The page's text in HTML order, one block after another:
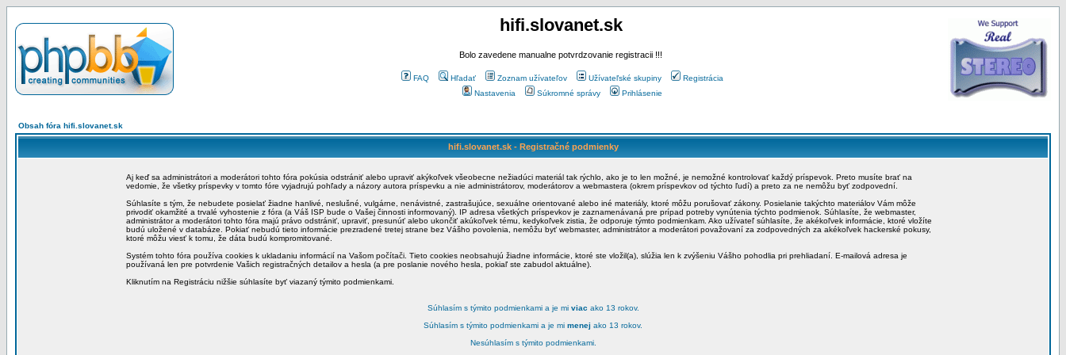
hifi.slovanet.sk
Bolo zavedene manualne potvrdzovanie registracii !!!
FAQ Hľadať Zoznam užívateľov Užívateľské skupiny
Registrácia
Nastavenia
Súkromné správy Prihlásenie
Obsah fóra hifi.slovanet.sk
hifi.slovanet.sk - Registračné podmienky
Aj keď sa administrátori a moderátori tohto fóra pokúsia odstrániť alebo upraviť akýkoľvek všeobecne nežiadúci materiál tak rýchlo, ako je to len možné, je nemožné kontrolovať každý príspevok. Preto musíte brať na
vedomie, že všetky príspevky v tomto fóre vyjadrujú pohľady a názory autora príspevku a nie administrátorov, moderátorov a webmastera (okrem príspevkov od týchto ľudí) a preto za ne nemôžu byť zodpovední.
Súhlasíte s tým, že nebudete posielať žiadne hanlivé, neslušné, vulgárne, nenávistné, zastrašujúce, sexuálne orientované alebo iné materiály, ktoré môžu porušovať zákony. Posielanie takýchto materiálov Vám môže
privodiť okamžité a trvalé vyhostenie z fóra (a Váš ISP bude o Vašej činnosti informovaný). IP adresa všetkých príspevkov je zaznamenávaná pre prípad potreby vynútenia týchto podmienok. Súhlasíte, že webmaster,
administrátor a moderátori tohto fóra majú právo odstrániť, upraviť, presunúť alebo ukončiť akúkoľvek tému, kedykoľvek zistia, že odporuje týmto podmienkam. Ako užívateľ súhlasíte, že akékoľvek informácie, ktoré vložíte
budú uložené v databáze. Pokiať nebudú tieto informácie prezradené tretej strane bez Vášho povolenia, nemôžu byť webmaster, administrátor a moderátori považovaní za zodpovedných za akékoľvek hackerské pokusy,
ktoré môžu viesť k tomu, že dáta budú kompromitované.
Systém tohto fóra používa cookies k ukladaniu informácií na Vašom počítači. Tieto cookies neobsahujú žiadne informácie, ktoré ste vložil(a), slúžia len k zvýšeniu Vášho pohodlia pri prehliadaní. E-mailová adresa je
používaná len pre potvrdenie Vašich registračných detailov a hesla (a pre poslanie nového hesla, pokiaľ ste zabudol aktuálne).
Kliknutím na Registráciu nižšie súhlasíte byť viazaný týmito podmienkami.
Súhlasím s týmito podmienkami a je mi viac ako 13 rokov.
Súhlasím s týmito podmienkami a je mi menej ako 13 rokov.
Nesúhlasím s týmito podmienkami.